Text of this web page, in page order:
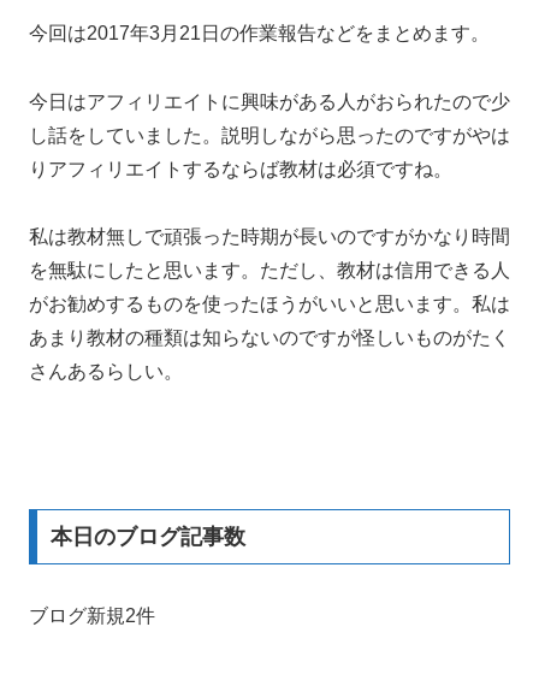
今回は2017年3月21日の作業報告などをまとめます。
今日はアフィリエイトに興味がある人がおられたので少
し話をしていました。説明しながら思ったのですがやは
りアフィリエイトするならば教材は必須ですね。
私は教材無しで頑張った時期が長いのですがかなり時間
を無駄にしたと思います。ただし、教材は信用できる人
がお勧めするものを使ったほうがいいと思います。私は
あまり教材の種類は知らないのですが怪しいものがたく
さんあるらしい。
本日のブログ記事数
ブログ新規2件